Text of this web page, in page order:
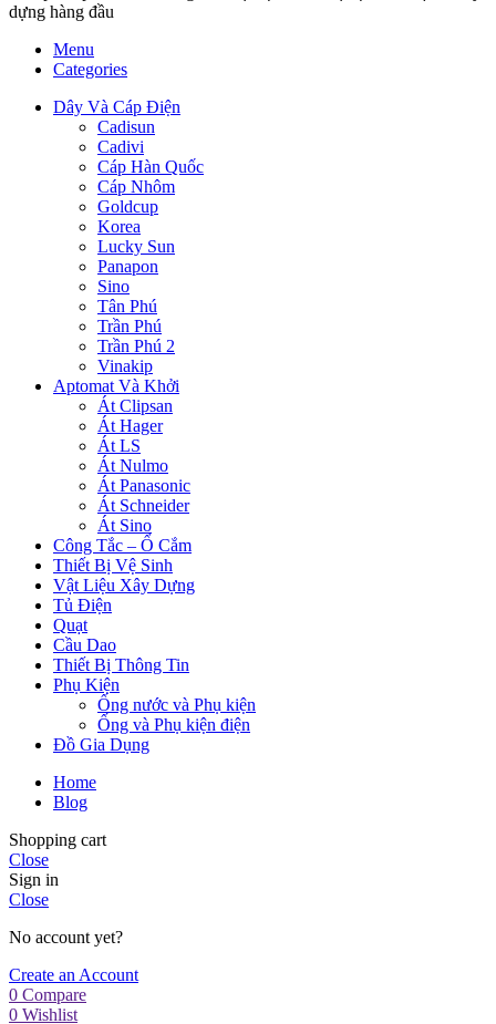
dựng hàng đầu
Menu
Categories
Dây Và Cáp Điện
Cadisun
Cadivi
Cáp Hàn Quốc
Cáp Nhôm
Goldcup
Korea
Lucky Sun
Panapon
Sino
Tân Phú
Trần Phú
Trần Phú 2
Vinakip
Aptomat Và Khởi
Át Clipsan
Át Hager
Át LS
Át Nulmo
Át Panasonic
Át Schneider
Át Sino
Công Tắc – Ổ Cắm
Thiết Bị Vệ Sinh
Vật Liệu Xây Dựng
Tủ Điện
Quạt
Cầu Dao
Thiết Bị Thông Tin
Phụ Kiện
Ống nước và Phụ kiện
Ống và Phụ kiện điện
Đồ Gia Dụng
Home
Blog
Shopping cart
Close
Sign in
Close
No account yet?
Create an Account
0 Compare
0 Wishlist